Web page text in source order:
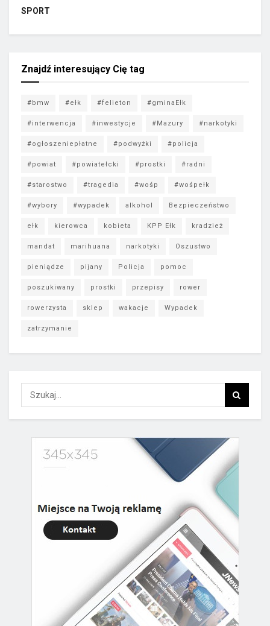
SPORT
Znajdź interesujący Cię tag
#bmw #ełk #felieton #gminaEłk
#interwencja #inwestycje #Mazury #narkotyki
#ogłoszeniepłatne #podwyżki #policja
#powiat #powiatełcki #prostki #radni
#starostwo #tragedia #wośp #wośpełk
#wybory #wypadek alkohol Bezpieczeństwo
ełk kierowca kobieta KPP Ełk kradzież
mandat marihuana narkotyki Oszustwo
pieniądze pijany Policja pomoc
poszukiwany prostki przepisy rower
rowerzysta sklep wakacje Wypadek
zatrzymanie